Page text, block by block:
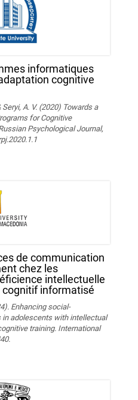
informatiques
cognitive
A. V. (2020) Towards a
for Cognitive
Psychological Journal,
de communication
chez les
intellectuelle
informatisé
Enhancing social-
adolescents with intellectual
training. International